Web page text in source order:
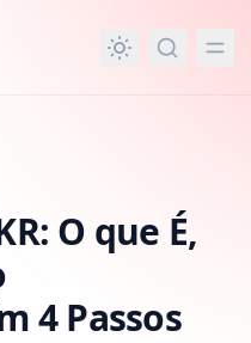
O que É,
4 Passos